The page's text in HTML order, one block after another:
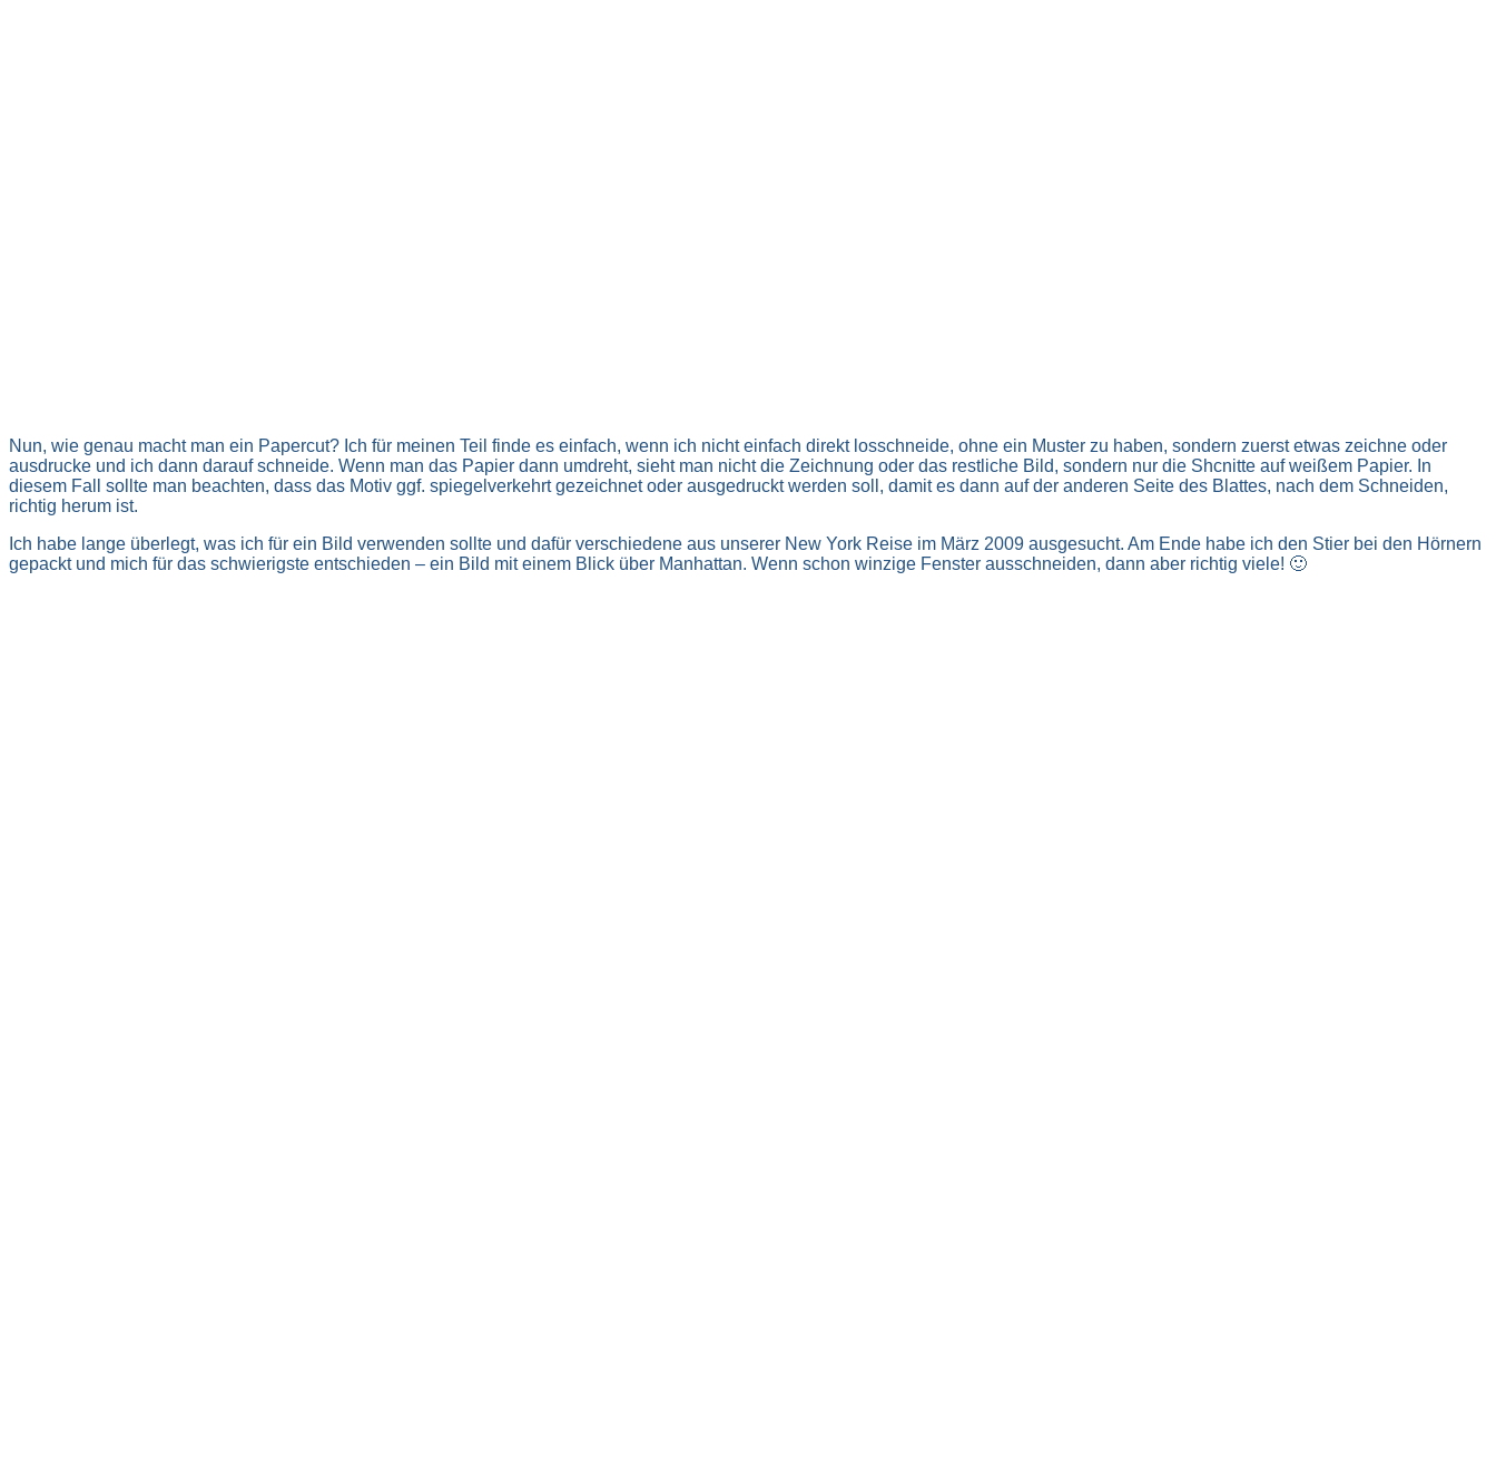
Nun, wie genau macht man ein Papercut? Ich für meinen Teil finde es einfach, wenn ich nicht einfach direkt losschneide, ohne ein Muster zu haben, sondern zuerst etwas zeichne oder
ausdrucke und ich dann darauf schneide. Wenn man das Papier dann umdreht, sieht man nicht die Zeichnung oder das restliche Bild, sondern nur die Shcnitte auf weißem Papier. In
diesem Fall sollte man beachten, dass das Motiv ggf. spiegelverkehrt gezeichnet oder ausgedruckt werden soll, damit es dann auf der anderen Seite des Blattes, nach dem Schneiden,
richtig herum ist.
Ich habe lange überlegt, was ich für ein Bild verwenden sollte und dafür verschiedene aus unserer New York Reise im März 2009 ausgesucht. Am Ende habe ich den Stier bei den Hörnern
gepackt und mich für das schwierigste entschieden – ein Bild mit einem Blick über Manhattan. Wenn schon winzige Fenster ausschneiden, dann aber richtig viele! 🙂